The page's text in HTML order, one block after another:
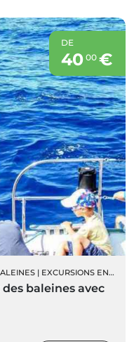
DE
40 00€
| EXCURSIONS EN BATEAU
baleines avec